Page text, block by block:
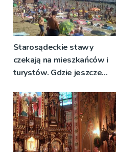
Starosądeckie stawy
czekają na mieszkańców i
turystów. Gdzie jeszcze
na Sądecczyźnie?